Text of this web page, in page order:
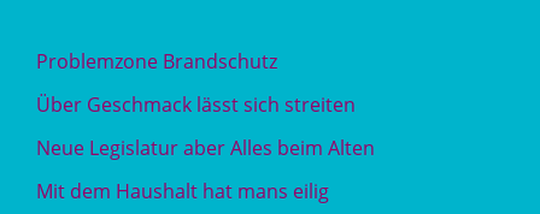
Problemzone Brandschutz
Über Geschmack lässt sich streiten
Neue Legislatur aber Alles beim Alten
Mit dem Haushalt hat mans eilig